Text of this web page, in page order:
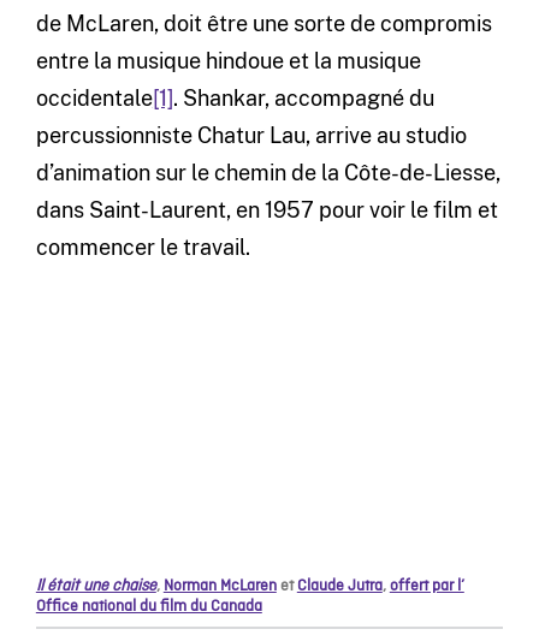
de McLaren, doit être une sorte de compromis
entre la musique hindoue et la musique
occidentale[1]. Shankar, accompagné du
percussionniste Chatur Lau, arrive au studio
d’animation sur le chemin de la Côte-de-Liesse,
dans Saint-Laurent, en 1957 pour voir le film et
commencer le travail.
Il était une chaise, Norman McLarenetClaude Jutra,offert par l’
Office national du film du Canada